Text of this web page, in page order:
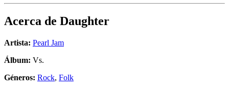
Acerca de Daughter
Artista: Pearl Jam
Álbum: Vs.
Géneros: Rock, Folk